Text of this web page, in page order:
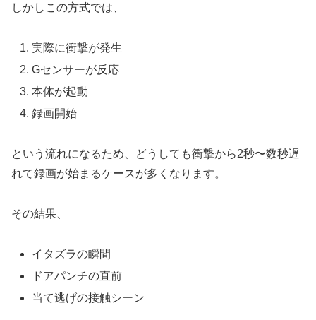
しかしこの方式では、
実際に衝撃が発生
Gセンサーが反応
本体が起動
録画開始
という流れになるため、どうしても衝撃から2秒〜数秒遅
れて録画が始まるケースが多くなります。
その結果、
イタズラの瞬間
ドアパンチの直前
当て逃げの接触シーン